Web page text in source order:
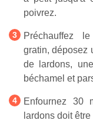
poivrez.
Préchauffez
gratin, déposez
de lardons,
béchamel et
Enfournez 30
lardons doit